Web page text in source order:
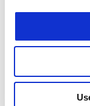
neumática.
generales de la
funcionamiento
posibilidades
sistemas de
del eje elevable